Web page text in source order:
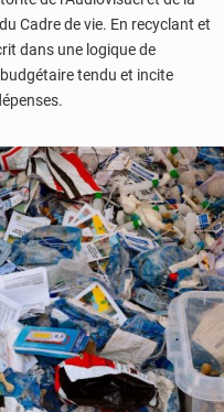
Cadre de vie. En recyclant et
dans une logique de
tendu et incite